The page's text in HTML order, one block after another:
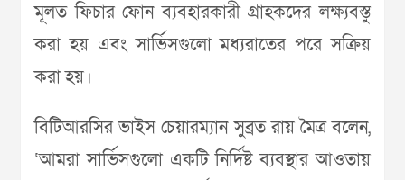
মূলত ফিচার ফোন ব্যবহারকারী গ্রাহকদের লক্ষ্যবস্তু
করা হয় এবং সার্ভিসগুলো মধ্যরাতের পরে সক্রিয়
করা হয়।
বিটিআরসির ভাইস চেয়ারম্যান সুব্রত রায় মৈত্র বলেন,
‘আমরা সার্ভিসগুলো একটি নির্দিষ্ট ব্যবস্থার আওতায়